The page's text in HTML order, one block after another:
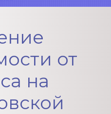
от
на